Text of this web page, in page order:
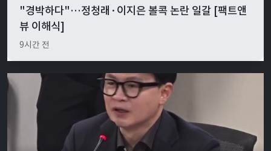
"경박하다"…정청래·이지은 볼콕 논란 일갈 [팩트앤
뷰 이해식]
9시간 전